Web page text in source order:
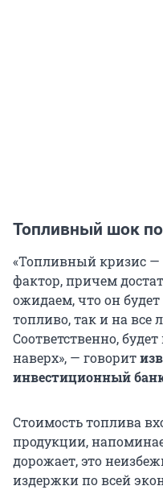
Топливный шок
«Топливный кризис
фактор, причем
ожидаем, что он
топливо, так и на все
Соответственно,
наверх», — говорит
инвестиционный
Стоимость топлива
продукции,
дорожает, это
издержки по всей